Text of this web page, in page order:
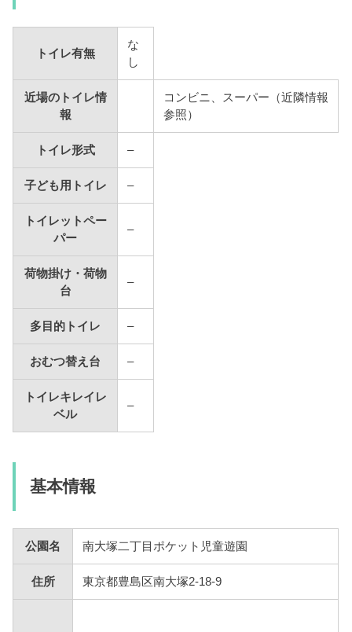
トイレ有無
な
し
近場のトイレ情
報
コンビニ、スーパー（近隣情報
参照）
トイレ形式 –
子ども用トイレ –
トイレットペー
パー
–
荷物掛け・荷物
台
–
多目的トイレ –
おむつ替え台 –
トイレキレイレ
ベル
–
基本情報
公園名 南大塚二丁目ポケット児童遊園
住所 東京都豊島区南大塚2-18-9